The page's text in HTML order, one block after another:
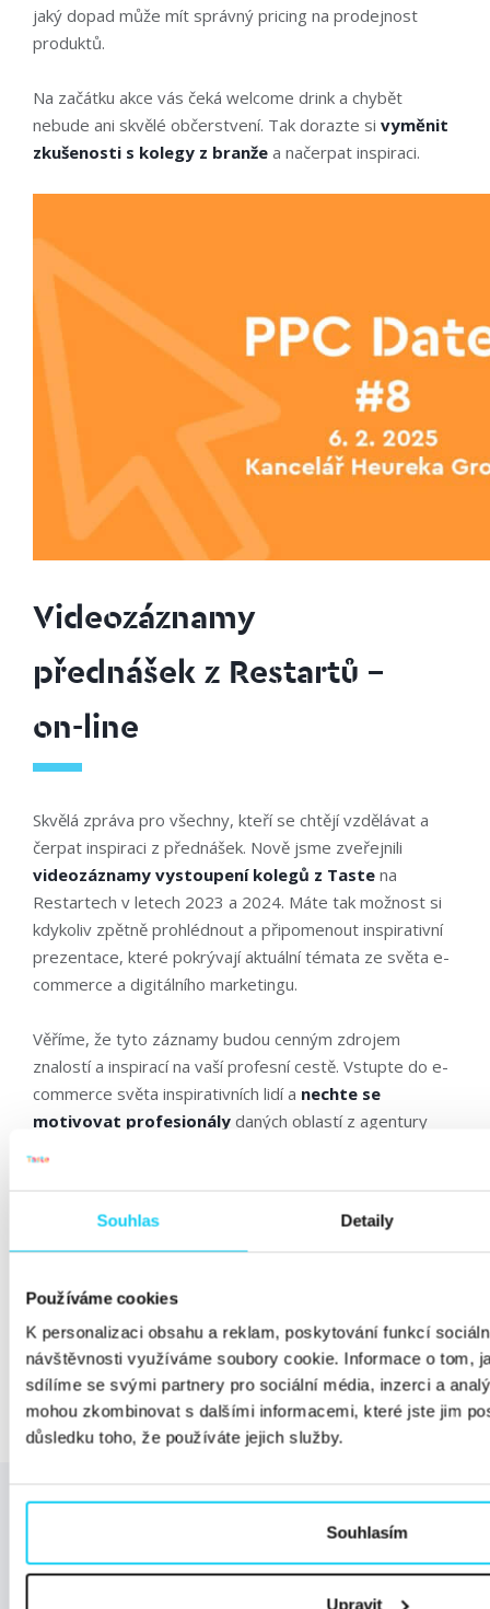
Souhlas Detaily
Používáme cookies
K personalizaci obsahu a reklam, poskytování funkcí
návštěvnosti využíváme soubory cookie. Informace o tom,
sdílíme se svými partnery pro sociální média, inzerci a
mohou zkombinovat s dalšími informacemi, které jste jim
důsledku toho, že používáte jejich služby.
Souhlasím
Upravit
jaký dopad může mít správný pricing na prodejnost
produktů.
Na začátku akce vás čeká welcome drink a chybět
nebude ani skvělé občerstvení. Tak dorazte si vyměnit
zkušenosti s kolegy z branže a načerpat inspiraci.
Videozáznamy
přednášek z Restartů –
on-line
Skvělá zpráva pro všechny, kteří se chtějí vzdělávat a
čerpat inspiraci z přednášek. Nově jsme zveřejnili
videozáznamy vystoupení kolegů z Taste na
Restartech v letech 2023 a 2024. Máte tak možnost si
kdykoliv zpětně prohlédnout a připomenout inspirativní
prezentace, které pokrývají aktuální témata ze světa e-
commerce a digitálního marketingu.
Věříme, že tyto záznamy budou cenným zdrojem
znalostí a inspirací na vaší profesní cestě. Vstupte do e-
commerce světa inspirativních lidí a nechte se
motivovat profesionály daných oblastí z agentury
Tak na které akci se potkáme? 🙂
Sdílejte článek
Facebook Twitter
Odebírejte newsletter od Digichefu! Čeká vás